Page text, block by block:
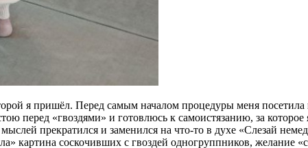
я пришёл. Перед самым началом процедуры меня
перед «гвоздями» и готовлюсь к самоистязанию, за которое
прекратился и заменился на что-то в духе «Слезай
картина соскочивших с гвоздей одногруппников, желание